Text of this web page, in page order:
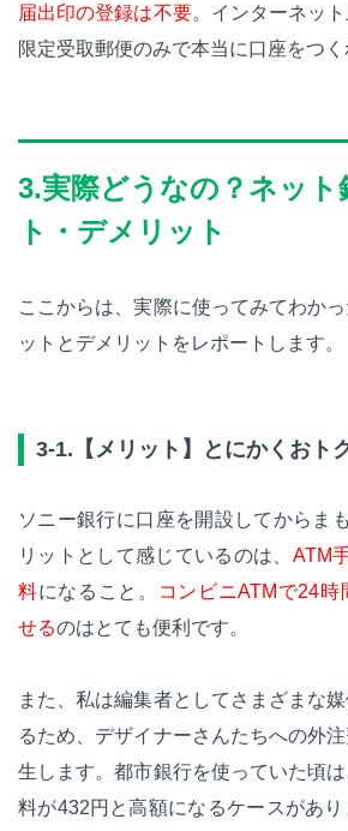
届出印の登録は不要。インターネッ
限定受取郵便のみで本当に口座をつく
3.実際どうなの？ネット
ト・デメリット
ここからは、実際に使ってみてわか
ットとデメリットをレポートします。
3-1.【メリット】とにかくおト
ソニー銀行に口座を開設してからま
リットとして感じているのは、 ATM
料になること。
コンビニATMで24
せるのはとても便利です。
また、私は編集者としてさまざまな
るため、デザイナーさんたちへの外
生します。都市銀行を使っていた頃
料が432円と高額になるケースがあ